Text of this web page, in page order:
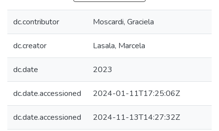
dc.contributor Moscardi, Graciela
dc.creator Lasala, Marcela
dc.date 2023
dc.date.accessioned 2024-01-11T17:25:06Z
dc.date.accessioned 2024-11-13T14:27:32Z